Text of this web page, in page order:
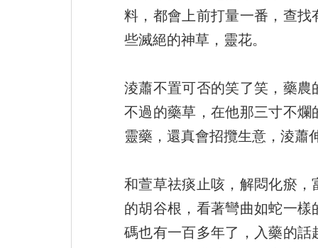
料，都會上前打量一番，查
些滅絕的神草，靈花。
淩蕭不置可否的笑了笑，藥
不過的藥草，在他那三寸不
靈藥，還真會招攬生意，淩蕭
和萱草祛痰止咳，解悶化瘀
的胡谷根，看著彎曲如蛇一
碼也有一百多年了，入藥的